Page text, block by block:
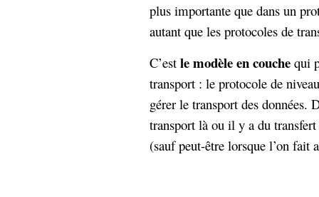
plus importante que dans un
autant que les protocoles de
C’est le modèle en couche qui
transport : le protocole de
gérer le transport des données.
transport là ou il y a du
(sauf peut-être lorsque l’on fait